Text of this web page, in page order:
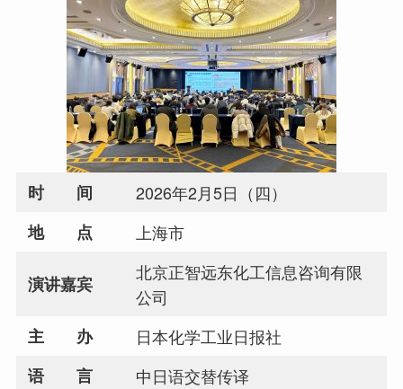
时 间
2026年2月5日（四）
地 点
上海市
演讲嘉宾
北京正智远东化工信息咨询有限
公司
主 办
日本化学工业日报社
语 言
中日语交替传译